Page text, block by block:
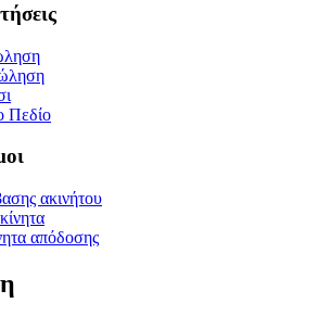
Πεδίο
ακινήτου
απόδοσης